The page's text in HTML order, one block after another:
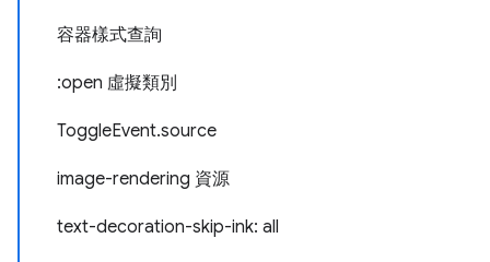
容器樣式查詢
:open 虛擬類別
ToggleEvent.source
image-rendering 資源
text-decoration-skip-ink: all